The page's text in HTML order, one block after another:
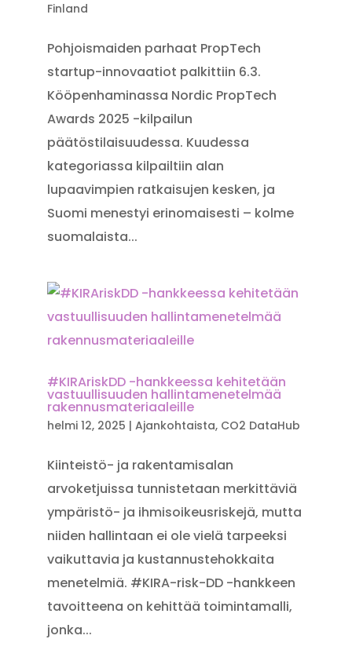
Finland
Pohjoismaiden parhaat PropTech
startup-innovaatiot palkittiin 6.3.
Kööpenhaminassa Nordic PropTech
Awards 2025 -kilpailun
päätöstilaisuudessa. Kuudessa
kategoriassa kilpailtiin alan
lupaavimpien ratkaisujen kesken, ja
Suomi menestyi erinomaisesti – kolme
suomalaista...
#KIRAriskDD -hankkeessa kehitetään
vastuullisuuden hallintamenetelmää
rakennusmateriaaleille
helmi 12, 2025 | Ajankohtaista, CO2 DataHub
Kiinteistö- ja rakentamisalan
arvoketjuissa tunnistetaan merkittäviä
ympäristö- ja ihmisoikeusriskejä, mutta
niiden hallintaan ei ole vielä tarpeeksi
vaikuttavia ja kustannustehokkaita
menetelmiä. #KIRA-risk-DD -hankkeen
tavoitteena on kehittää toimintamalli,
jonka...